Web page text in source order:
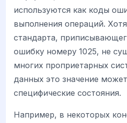
используются как коды
выполнения операций.
стандарта,
ошибку номеру 1025, не
многих проприетарных
данных это значение
специфические состояния.
Например, в некоторых